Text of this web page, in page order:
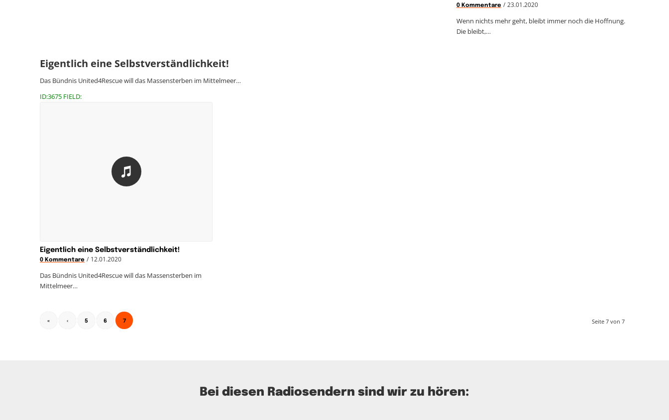
0 Kommentare / 23.01.2020
Wenn nichts mehr geht, bleibt immer noch die Hoffnung.
Die bleibt,…
Eigentlich eine Selbstverständlichkeit!
Das Bündnis United4Rescue will das Massensterben im Mittelmeer…
ID:3675 FIELD:
Eigentlich eine Selbstverständlichkeit!
0 Kommentare / 12.01.2020
Das Bündnis United4Rescue will das Massensterben im
Mittelmeer…
Seite 7 von 7
« ‹ 5 6 7
Bei diesen Radiosendern sind wir zu hören: